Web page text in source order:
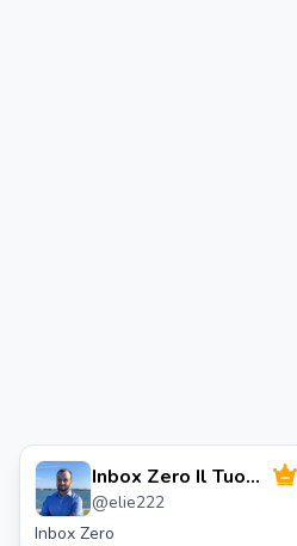
Inbox Zero Il Tuo
Assistente Email Ai
@elie222
Inbox Zero